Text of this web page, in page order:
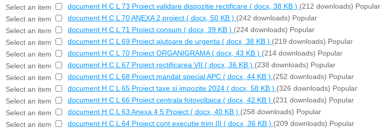
Select an item
document H C L 73 Proiect validare dispozitie rectificare ( docx, 38 KB ) (212 downloads) Popular
Select an item
document H C L 70 ANEXA 2 proiect ( docx, 50 KB ) (242 downloads) Popular
Select an item
document H C L 71 Proiect consum ( docx, 39 KB ) (224 downloads) Popular
Select an item
document H C L 69 Proiect ajutoare de urgenta ( docx, 38 KB ) (219 downloads) Popular
Select an item
document H C L 70 Proiect ORGANIGRAMA ( docx, 43 KB ) (214 downloads) Popular
Select an item
document H C L 67 Proiect rectificarea VII ( docx, 36 KB ) (238 downloads) Popular
Select an item
document H C L 68 Proiect mandat special APC ( docx, 44 KB ) (252 downloads) Popular
Select an item
document H C L 65 Proiect taxe si impozite 2024 ( docx, 58 KB ) (326 downloads) Popular
Select an item
document H C L 66 Proiect centrala fotovoltaica ( docx, 42 KB ) (231 downloads) Popular
Select an item
document H C L 63 Anexa 4 5 Proiect ( docx, 40 KB ) (258 downloads) Popular
Select an item
document H C L 64 Proiect cont executie trim III ( docx, 36 KB ) (209 downloads) Popular